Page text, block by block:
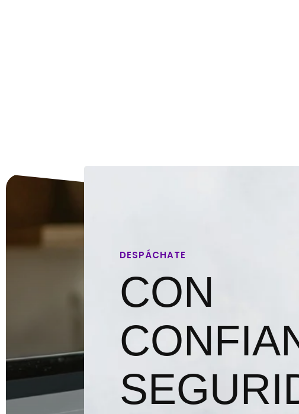
DESPÁCHATE
CON